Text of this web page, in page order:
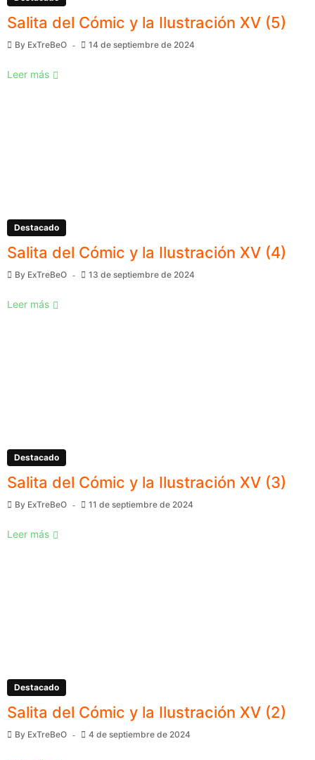
Salita del Cómic y la Ilustración XV (5)
By ExTreBeO 14 de septiembre de 2024
Leer más
Destacado
Salita del Cómic y la Ilustración XV (4)
By ExTreBeO 13 de septiembre de 2024
Leer más
Destacado
Salita del Cómic y la Ilustración XV (3)
By ExTreBeO 11 de septiembre de 2024
Leer más
Destacado
Salita del Cómic y la Ilustración XV (2)
By ExTreBeO 4 de septiembre de 2024